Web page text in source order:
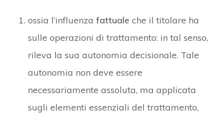
ossia l’influenza fattuale che il titolare ha
sulle operazioni di trattamento: in tal senso,
rileva la sua autonomia decisionale. Tale
autonomia non deve essere
necessariamente assoluta, ma applicata
sugli elementi essenziali del trattamento,